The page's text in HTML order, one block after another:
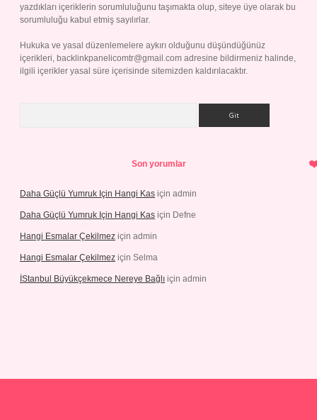
yazdıkları içeriklerin sorumluluğunu taşımakta olup, siteye üye olarak bu
sorumluluğu kabul etmiş sayılırlar.
Hukuka ve yasal düzenlemelere aykırı olduğunu düşündüğünüz
içerikleri, backlinkpanelicomtr@gmail.com adresine bildirmeniz halinde,
ilgili içerikler yasal süre içerisinde sitemizden kaldırılacaktır.
Son yorumlar
Daha Güçlü Yumruk Için Hangi Kas için admin
Daha Güçlü Yumruk Için Hangi Kas için Defne
Hangi Esmalar Çekilmez için admin
Hangi Esmalar Çekilmez için Selma
İStanbul Büyükçekmece Nereye Bağlı için admin